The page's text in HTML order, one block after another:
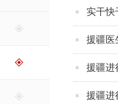
实干快
援疆医
援疆进
援疆进